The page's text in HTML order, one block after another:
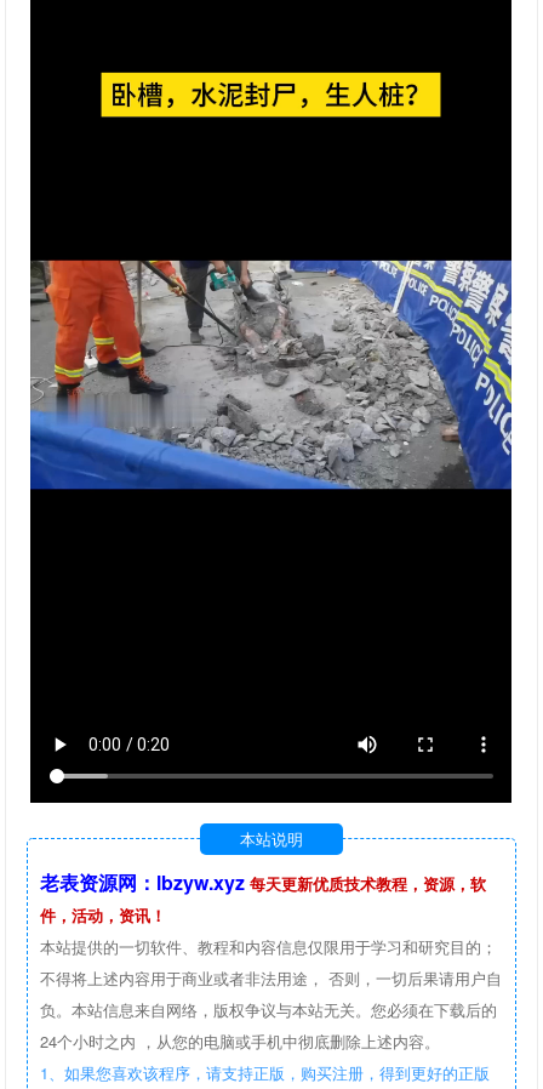
本站说明
老表资源网：lbzyw.xyz 每天更新优质技术教程，资源，软
件，活动，资讯！
本站提供的一切软件、教程和内容信息仅限用于学习和研究目的；
不得将上述内容用于商业或者非法用途， 否则，一切后果请用户自
负。本站信息来自网络，版权争议与本站无关。您必须在下载后的
24个小时之内 ，从您的电脑或手机中彻底删除上述内容。
1、如果您喜欢该程序，请支持正版，购买注册，得到更好的正版